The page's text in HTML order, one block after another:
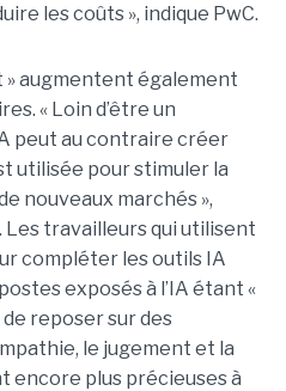
les coûts », indique PwC.
augmentent également
« Loin d’être un
peut au contraire créer
utilisée pour stimuler la
nouveaux marchés »,
travailleurs qui utilisent
compléter les outils IA
exposés à l’IA étant «
reposer sur des
le jugement et la
encore plus précieuses à